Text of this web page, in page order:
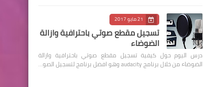
21 مايو 2017
تسجيل مقطع صوتي باحترافية وازالة
الضوضاء
درس اليوم حول كيفية تسجيل مقطع صوتي باحترافية وازالة
الضوضاء من خلال برنامج audacity وهو افضل برنامج لتسجيل الصو…